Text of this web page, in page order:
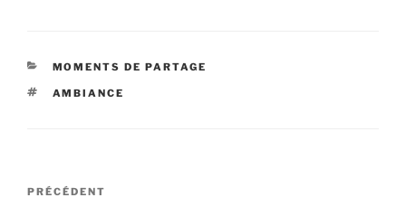
CATÉGORIES
MOMENTS DE PARTAGE
ÉTIQUETTES
AMBIANCE
Navigation
Article
PRÉCÉDENT